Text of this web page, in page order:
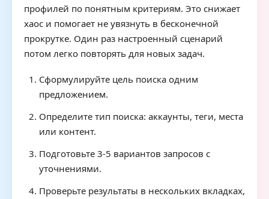
профилей по понятным критериям. Это снижает
хаос и помогает не увязнуть в бесконечной
прокрутке. Один раз настроенный сценарий
потом легко повторять для новых задач.
Сформулируйте цель поиска одним
предложением.
Определите тип поиска: аккаунты, теги, места
или контент.
Подготовьте 3-5 вариантов запросов с
уточнениями.
Проверьте результаты в нескольких вкладках,